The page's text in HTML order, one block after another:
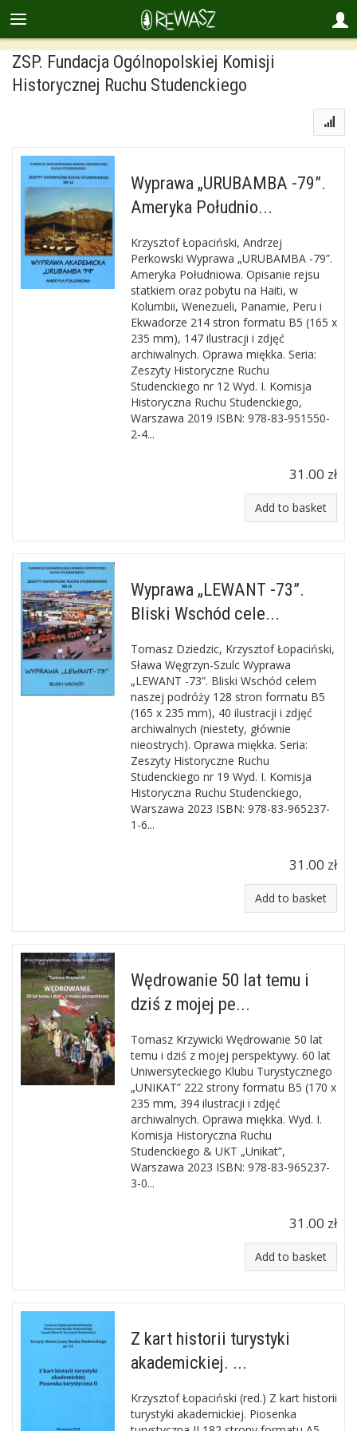
ZSP. Fundacja Ogólnopolskiej Komisji
Historycznej Ruchu Studenckiego
Wyprawa „URUBAMBA -79”.
Ameryka Południo...
Krzysztof Łopaciński, Andrzej
Perkowski Wyprawa „URUBAMBA -79”.
Ameryka Południowa. Opisanie rejsu
statkiem oraz pobytu na Haiti, w
Kolumbii, Wenezueli, Panamie, Peru i
Ekwadorze 214 stron formatu B5 (165 x
235 mm), 147 ilustracji i zdjęć
archiwalnych. Oprawa miękka. Seria:
Zeszyty Historyczne Ruchu
Studenckiego nr 12 Wyd. I. Komisja
Historyczna Ruchu Studenckiego,
Warszawa 2019 ISBN: 978-83-951550-
2-4...
31.00 zł
Add to basket
Wyprawa „LEWANT -73”.
Bliski Wschód cele...
Tomasz Dziedzic, Krzysztof Łopaciński,
Sława Węgrzyn-Szulc Wyprawa
„LEWANT -73”. Bliski Wschód celem
naszej podróży 128 stron formatu B5
(165 x 235 mm), 40 ilustracji i zdjęć
archiwalnych (niestety, głównie
nieostrych). Oprawa miękka. Seria:
Zeszyty Historyczne Ruchu
Studenckiego nr 19 Wyd. I. Komisja
Historyczna Ruchu Studenckiego,
Warszawa 2023 ISBN: 978-83-965237-
1-6...
31.00 zł
Add to basket
Wędrowanie 50 lat temu i
dziś z mojej pe...
Tomasz Krzywicki Wędrowanie 50 lat
temu i dziś z mojej perspektywy. 60 lat
Uniwersyteckiego Klubu Turystycznego
„UNIKAT” 222 strony formatu B5 (170 x
235 mm, 394 ilustracji i zdjęć
archiwalnych. Oprawa miękka. Wyd. I.
Komisja Historyczna Ruchu
Studenckiego & UKT „Unikat”,
Warszawa 2023 ISBN: 978-83-965237-
3-0...
31.00 zł
Add to basket
Z kart historii turystyki
akademickiej. ...
Krzysztof Łopaciński (red.) Z kart historii
turystyki akademickiej. Piosenka